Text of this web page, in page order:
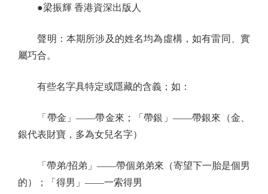
●梁振輝 香港資深出版人
聲明：本期所涉及的姓名均為虛構，如有雷同、實
屬巧合。
有些名字具特定或隱藏的含義；如：
「帶金」——帶金來；「帶銀」——帶銀來（金、
銀代表財寶，多為女兒名字）
「帶弟/招弟」——帶個弟弟來（寄望下一胎是個男
的）；「得男」——一索得男